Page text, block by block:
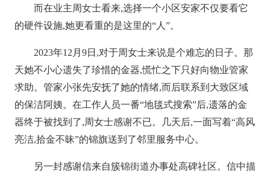
而在业主周女士看来,选择一个小区安家不仅要看它
的硬件设施,她更看重的是这里的“人”。
2023年12月9日,对于周女士来说是个难忘的日子。那
天她不小心遗失了珍惜的金器,慌忙之下只好向物业管家
求助。管家小张先安抚了她的情绪,而后联系到大致区域
的保洁阿姨。在工作人员一番“地毯式搜索”后,遗落的金
器终于被找到了,周女士感谢不已。几天后,一面写着“高风
亮洁,拾金不昧”的锦旗送到了邻里服务中心。
另一封感谢信来自簇锦街道办事处高碑社区。信中描